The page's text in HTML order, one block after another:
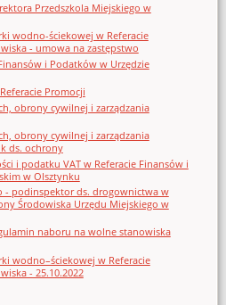
Przedszkola Miejskiego w
wodno-ściekowej w Referacie
- umowa na zastępstwo
i Podatków w Urzędzie
Promocji
obrony cywilnej i zarządzania
obrony cywilnej i zarządzania
ds. ochrony
i podatku VAT w Referacie Finansów i
w Olsztynku
- podinspektor ds. drogownictwa w
Środowiska Urzędu Miejskiego w
naboru na wolne stanowiska
wodno–ściekowej w Referacie
- 25.10.2022